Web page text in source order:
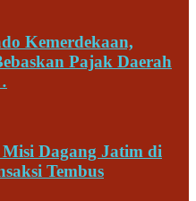
Kemerdekaan,
Pajak Daerah
Dagang Jatim di
Tembus